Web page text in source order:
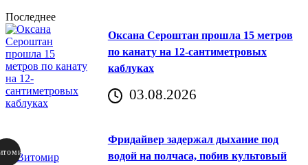
Последнее
Оксана Сероштан прошла 15 метров
по канату на 12-сантиметровых
каблуках
03.08.2026
Фридайвер задержал дыхание под
водой на полчаса, побив культовый